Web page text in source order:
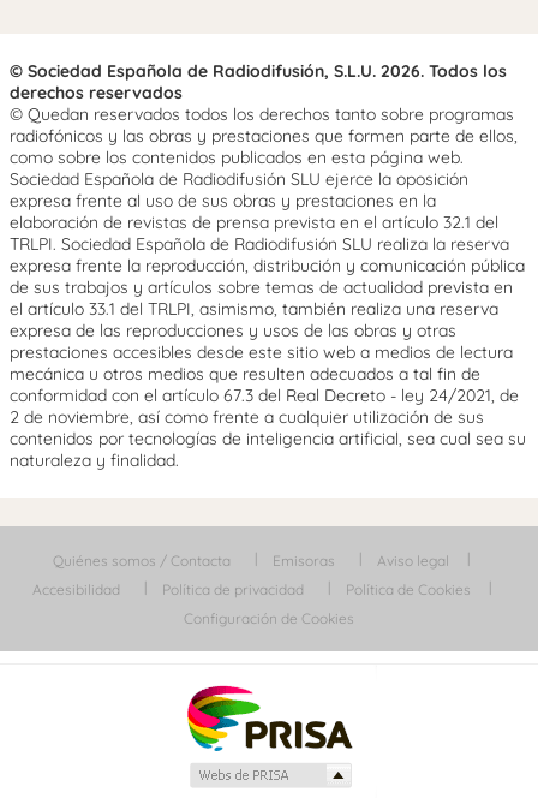
© Sociedad Española de Radiodifusión, S.L.U. 2026. Todos los
derechos reservados
© Quedan reservados todos los derechos tanto sobre programas
radiofónicos y las obras y prestaciones que formen parte de ellos,
como sobre los contenidos publicados en esta página web.
Sociedad Española de Radiodifusión SLU ejerce la oposición
expresa frente al uso de sus obras y prestaciones en la
elaboración de revistas de prensa prevista en el artículo 32.1 del
TRLPI. Sociedad Española de Radiodifusión SLU realiza la reserva
expresa frente la reproducción, distribución y comunicación pública
de sus trabajos y artículos sobre temas de actualidad prevista en
el artículo 33.1 del TRLPI, asimismo, también realiza una reserva
expresa de las reproducciones y usos de las obras y otras
prestaciones accesibles desde este sitio web a medios de lectura
mecánica u otros medios que resulten adecuados a tal fin de
conformidad con el artículo 67.3 del Real Decreto - ley 24/2021, de
2 de noviembre, así como frente a cualquier utilización de sus
contenidos por tecnologías de inteligencia artificial, sea cual sea su
naturaleza y finalidad.
Quiénes somos / Contacta Emisoras
Aviso legal
Accesibilidad
Política de privacidad
Política de Cookies
Configuración de Cookies